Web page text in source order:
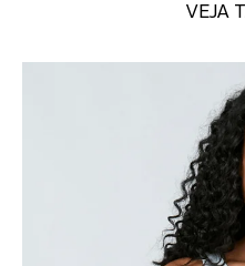
VEJA